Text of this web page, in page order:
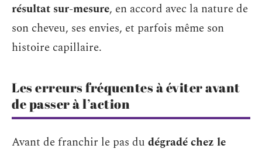
résultat sur-mesure, en accord avec la nature de
son cheveu, ses envies, et parfois même son
histoire capillaire.
Les erreurs fréquentes à éviter avant
de passer à l’action
Avant de franchir le pas du dégradé chez le